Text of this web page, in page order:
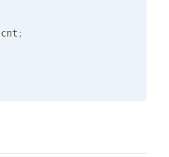
cnt ;